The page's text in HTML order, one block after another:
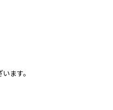
ます。